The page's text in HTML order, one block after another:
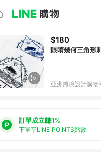
$180
眼睛幾何三角形
亞洲跨境設計購
訂單成立賺1%
下單享LINE POINTS點數